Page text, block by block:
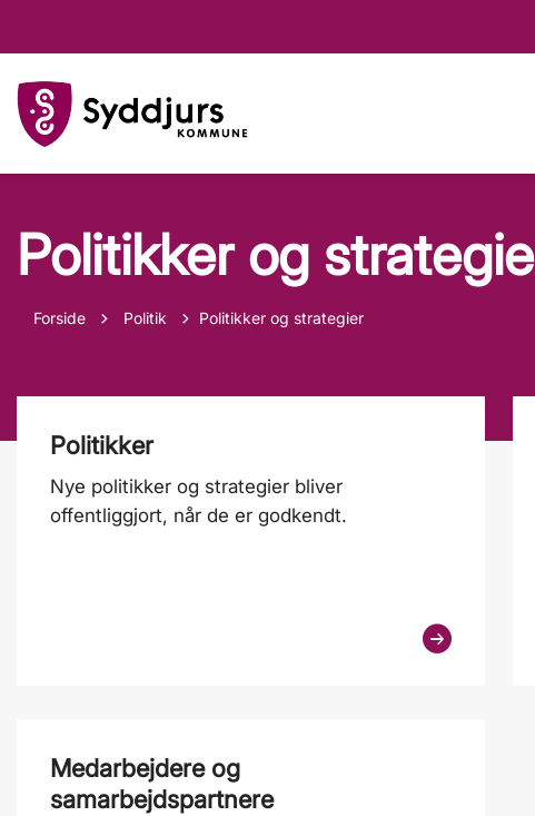
Politikker og
Forside Tilbage til
Politik Politikker og strategier
Politikker
Nye politikker og strategier bliver
offentliggjort, når de er godkendt.
Medarbejdere og
samarbejdspartnere